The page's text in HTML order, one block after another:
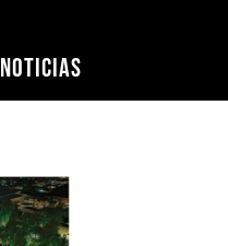
Noticias